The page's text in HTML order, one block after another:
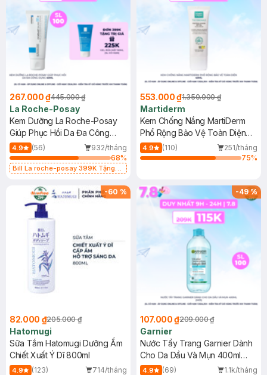
267.000 ₫445.000 ₫
La Roche-Posay
Kem Dưỡng La Roche-Posay
Giúp Phục Hồi Da Đa Công
Dụng 40ml
4.9 (56)
932/tháng
68%
Bill La roche-posay 399K Tặng
(SL có hạn)
553.000 ₫1.350.000 ₫
Martiderm
Kem Chống Nắng MartiDerm
Phổ Rộng Bảo Vệ Toàn Diện
40ml
4.9 (110)
251/tháng
75%
-60 %
82.000 ₫205.000 ₫
Hatomugi
Sữa Tắm Hatomugi Dưỡng Ẩm
Chiết Xuất Ý Dĩ 800ml
4.9 (123)
714/tháng
-49%
107.000 ₫209.000 ₫
Garnier
Nước Tẩy Trang Garnier Dành
Cho Da Dầu Và Mụn 400ml
(Mới)
4.9 (69)
1.1k/tháng